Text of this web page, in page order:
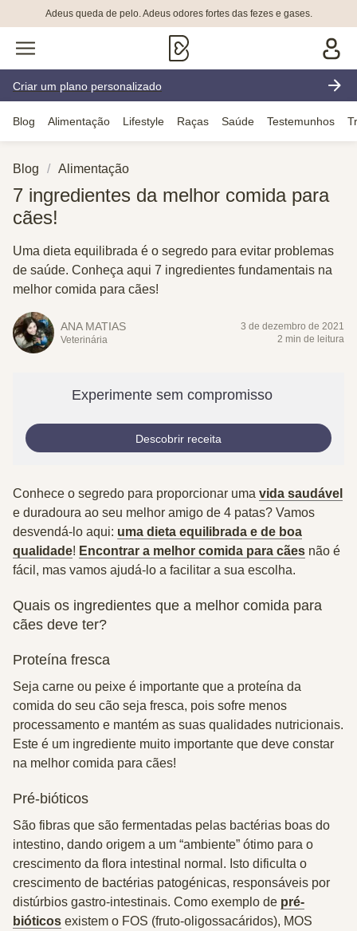
Adeus queda de pelo. Adeus odores fortes das fezes e gases.
Criar um plano personalizado
Blog Alimentação Lifestyle Raças Saúde Testemunhos
Blog Alimentação
7 ingredientes da melhor comida para
cães!
Uma dieta equilibrada é o segredo para evitar problemas
de saúde. Conheça aqui 7 ingredientes fundamentais na
melhor comida para cães!
ANA MATIAS
Veterinária
3 de dezembro de 2021
2 min de leitura
Experimente sem compromisso
Descobrir receita
Conhece o segredo para proporcionar uma vida saudável
e duradoura ao seu melhor amigo de 4 patas? Vamos
desvendá-lo aqui: uma dieta equilibrada e de boa
qualidade! Encontrar a melhor comida para cães não é
fácil, mas vamos ajudá-lo a facilitar a sua escolha.
Quais os ingredientes que a melhor comida para
cães deve ter?
Proteína fresca
Seja carne ou peixe é importante que a proteína da
comida do seu cão seja fresca, pois sofre menos
processamento e mantém as suas qualidades nutricionais.
Este é um ingrediente muito importante que deve constar
na melhor comida para cães!
Pré-bióticos
São fibras que são fermentadas pelas bactérias boas do
intestino, dando origem a um “ambiente” ótimo para o
crescimento da flora intestinal normal. Isto dificulta o
crescimento de bactérias patogénicas, responsáveis por
distúrbios gastro-intestinais. Como exemplo de pré-
bióticos existem o FOS (fruto-oligossacáridos), MOS